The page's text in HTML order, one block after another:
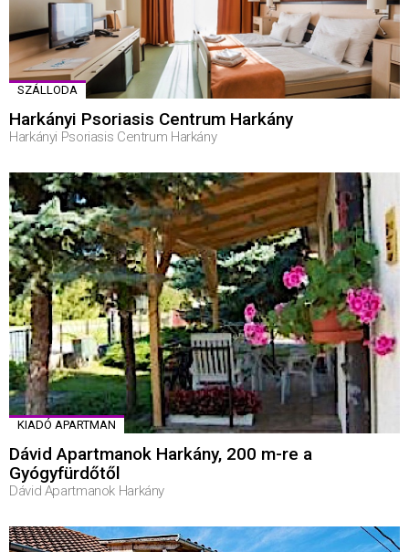
SZÁLLODA
Harkányi Psoriasis Centrum Harkány
Harkányi Psoriasis Centrum Harkány
KIADÓ APARTMAN
Dávid Apartmanok Harkány, 200 m-re a
Gyógyfürdőtől
Dávid Apartmanok Harkány